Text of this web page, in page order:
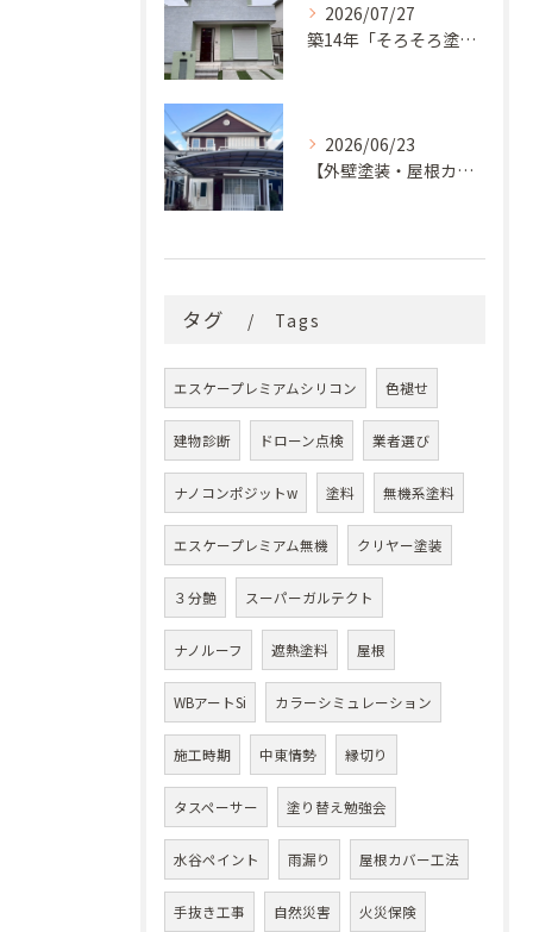
2026/07/27
築14年「そろそろ塗り替え時？」コケ・汚れが気になっていた神戸市北区M様邸が新築同様の美しい外観に蘇るまで
2026/06/23
【外壁塗装・屋根カバー工法】築29年の剥がれや汚れのお悩みを「ナノコンポジットW」と屋根カバー工法で解決
タグ Tags
エスケープレミアムシリコン 色褪せ
建物診断 ドローン点検 業者選び
ナノコンポジットw 塗料 無機系塗料
エスケープレミアム無機 クリヤー塗装
３分艶 スーパーガルテクト
ナノルーフ 遮熱塗料 屋根
WBアートSi カラーシミュレーション
施工時期 中東情勢 縁切り
タスペーサー 塗り替え勉強会
水谷ペイント 雨漏り 屋根カバー工法
手抜き工事 自然災害 火災保険